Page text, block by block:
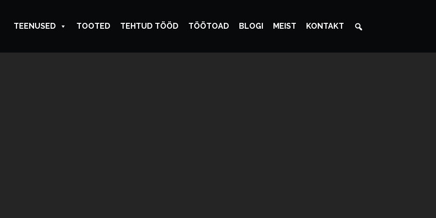
TEENUSED TOOTED TEHTUD TÖÖD TÖÖTOAD BLOGI MEIST KONTAKT